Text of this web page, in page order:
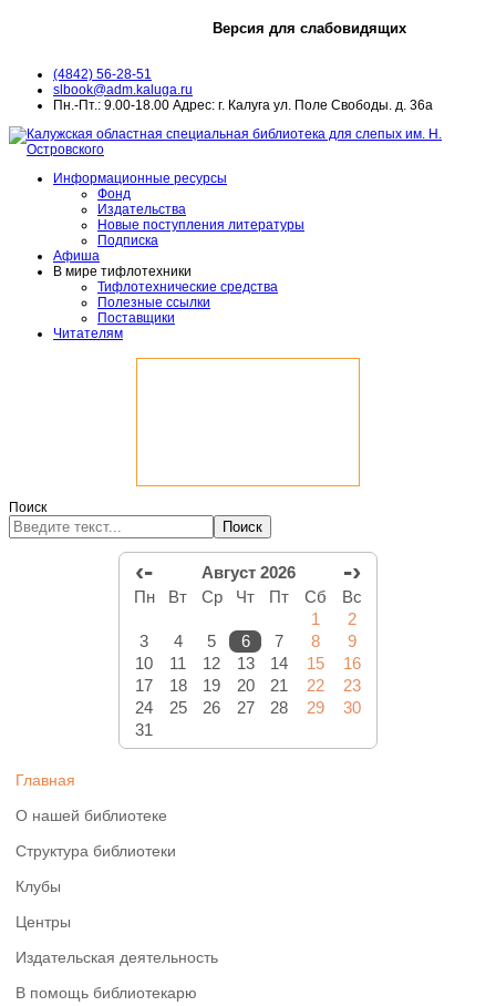
Версия для слабовидящих
(4842) 56-28-51
slbook@adm.kaluga.ru
Пн.-Пт.: 9.00-18.00 Адрес: г. Калуга ул. Поле Свободы. д. 36а
Информационные ресурсы
Фонд
Издательства
Новые поступления литературы
Подписка
Афиша
В мире тифлотехники
Тифлотехнические средства
Полезные ссылки
Поставщики
Читателям
Поиск
Поиск
‹- Август 2026 -›
Пн Вт Ср Чт Пт Сб
Вс
1
2
3
4 5 6 7 8
9
10
11 12 13 14 15
16
17
18 19 20 21 22
23
24
25 26 27 28 29
30
31
Главная
О нашей библиотеке
Структура библиотеки
Клубы
Центры
Издательская деятельность
В помощь библиотекарю